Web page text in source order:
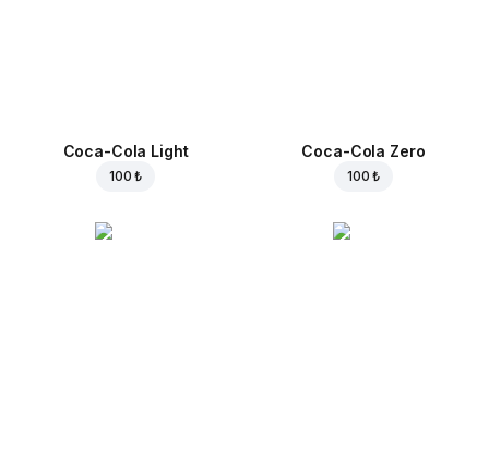
Coca-Cola Light
100 ₺
Coca-Cola Zero
100 ₺